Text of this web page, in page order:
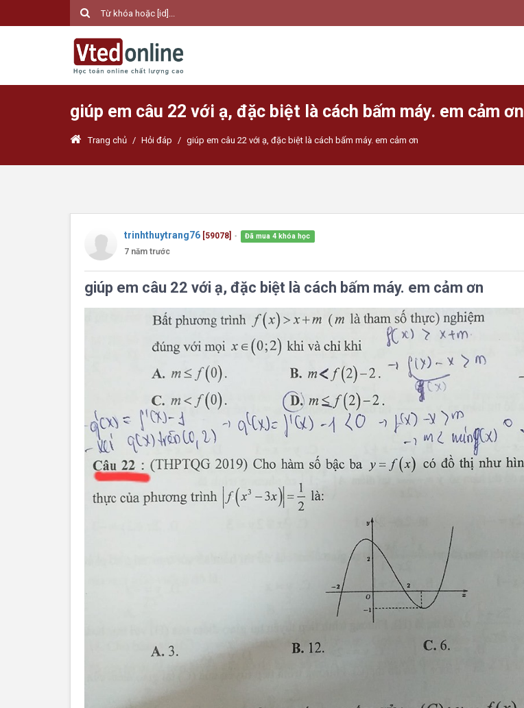
giúp em câu 22 với ạ, đặc biệt là cách bấm máy. em cảm ơn
Trang chủ / Hỏi đáp / giúp em câu 22 với ạ, đặc biệt là cách bấm máy. em cảm ơn
trinhthuytrang76 [59078] ● Đã mua 4 khóa học
7 năm trước
giúp em câu 22 với ạ, đặc biệt là cách bấm máy. em cảm ơn